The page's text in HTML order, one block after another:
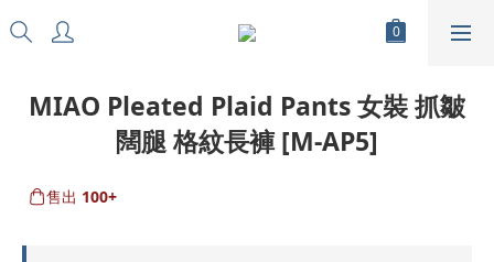
MIAO Pleated Plaid Pants 女裝 抓皺
闊腿 格紋長褲 [M-AP5]
售出 100+